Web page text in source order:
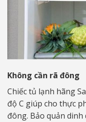
Không cần rã đông
Chiếc tủ lạnh hãng
độ C giúp cho thực
đông. Bảo quản